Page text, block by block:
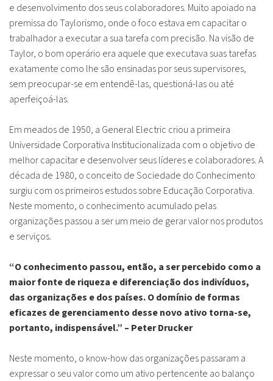
e desenvolvimento dos seus colaboradores. Muito apoiado na
premissa do Taylorismo, onde o foco estava em capacitar o
trabalhador a executar a sua tarefa com precisão. Na visão de
Taylor, o bom operário era aquele que executava suas tarefas
exatamente como lhe são ensinadas por seus supervisores,
sem preocupar-se em entendê-las, questioná-las ou até
aperfeiçoá-las.
Em meados de 1950, a General Electric criou a primeira
Universidade Corporativa Institucionalizada com o objetivo de
melhor capacitar e desenvolver seus líderes e colaboradores. A
década de 1980, o conceito de Sociedade do Conhecimento
surgiu com os primeiros estudos sobre Educação Corporativa.
Neste momento, o conhecimento acumulado pelas
organizações passou a ser um meio de gerar valor nos produtos
e serviços.
“O conhecimento passou, então, a ser percebido como a
maior fonte de riqueza e diferenciação dos indivíduos,
das organizações e dos países. O domínio de formas
eficazes de gerenciamento desse novo ativo torna-se,
portanto, indispensável.” – Peter Drucker
Neste momento, o know-how das organizações passaram a
expressar o seu valor como um ativo pertencente ao balanço